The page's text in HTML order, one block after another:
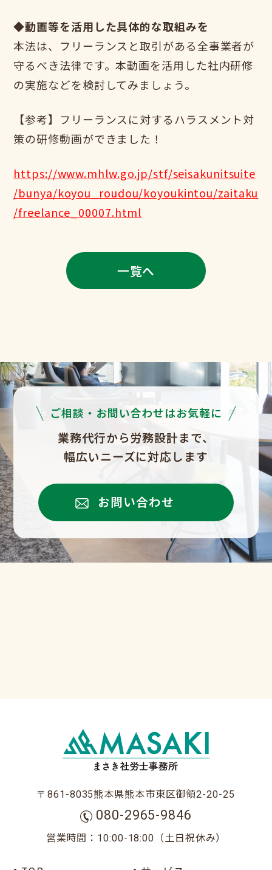
◆動画等を活用した具体的な取組みを
本法は、フリーランスと取引がある全事業者が
守るべき法律です。本動画を活用した社内研修
の実施などを検討してみましょう。
【参考】フリーランスに対するハラスメント対
策の研修動画ができました！
https://www.mhlw.go.jp/stf/seisakunitsuite
/bunya/koyou_roudou/koyoukintou/zaitaku
/freelance_00007.html
一覧へ
ご相談・お問い合わせはお気軽に
業務代行から労務設計まで、
幅広いニーズに対応します
お問い合わせ
〒861-8035熊本県熊本市東区御領2-20-25
080-2965-9846
営業時間： 10:00-18:00 （土日祝休み）